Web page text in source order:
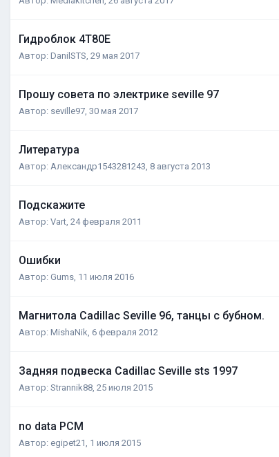
Гидроблок 4Т80Е
Автор: DanilSTS 29 мая 2017
Прошу совета по электрике seville 97
Автор: seville97 30 мая 2017
Литература
Автор: Александр1543281243 8 августа 2013
Подскажите
Автор: Vart 24 февраля 2011
Ошибки
Автор: Gums 11 июля 2016
Магнитола Cadillac Seville 96, танцы с бубном.
Автор: MishaNik 6 февраля 2012
Задняя подвеска Cadillac Seville sts 1997
Автор: Strannik88 25 июля 2015
no data PCM
Автор: egipet21 1 июля 2015